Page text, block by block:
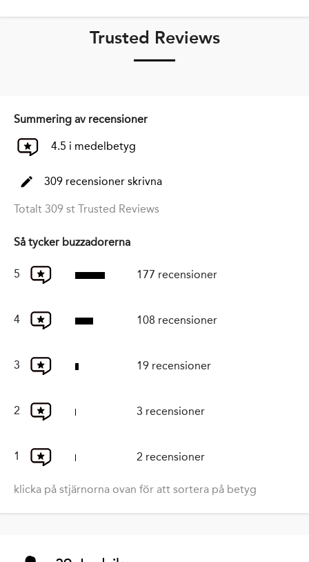
Trusted Reviews
Summering av recensioner
4.5 i medelbetyg
309 recensioner skrivna
Totalt 309 st Trusted Reviews
Så tycker buzzadorerna
5 177 recensioner
4 108 recensioner
3 19 recensioner
2 3 recensioner
1 2 recensioner
klicka på stjärnorna ovan för att sortera på betyg